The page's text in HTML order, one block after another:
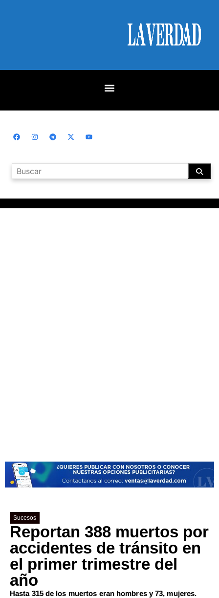
Sucesos
Reportan 388 muertos por
accidentes de tránsito en
el primer trimestre del
año
Hasta 315 de los muertos eran hombres y 73, mujeres.